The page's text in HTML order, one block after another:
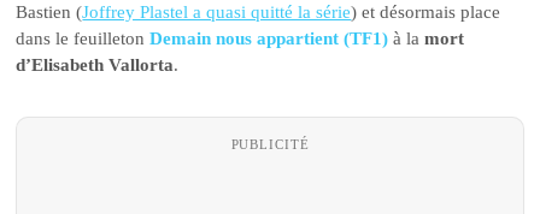
Bastien (Joffrey Plastel a quasi quitté la série) et désormais place
dans le feuilletonDemain nous appartient (TF1)à la mort
d’Elisabeth Vallorta.
PUBLICITÉ